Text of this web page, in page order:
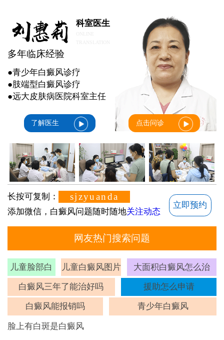
科室医生
多年临床经验
●青少年白癜风诊疗
●肢端型白癜风诊疗
●远大皮肤病医院科室主任
了解医生 点击问诊
长按可复制： sjzyuanda
添加微信，白癜风问题随时随地关注动态
立即预约
网友热门搜索问题
儿童脸部白
斑
儿童白癜风图片 大面积白癜风怎么治
白癜风三年了能治好吗 援助怎么申请
白癜风能报销吗 青少年白癜风
脸上有白斑是白癜风